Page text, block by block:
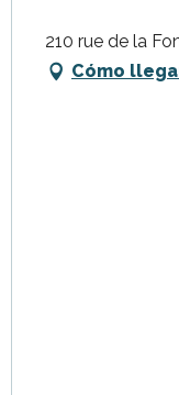
210 rue de la
Cómo